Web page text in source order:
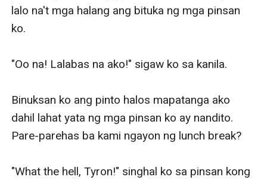
lalo na't mga halang ang bituka ng mga pinsan
ko.
"Oo na! Lalabas na ako!" sigaw ko sa kanila.
Binuksan ko ang pinto halos mapatanga ako
dahil lahat yata ng mga pinsan ko ay nandito.
Pare-parehas ba kami ngayon ng lunch break?
"What the hell, Tyron!" singhal ko sa pinsan kong